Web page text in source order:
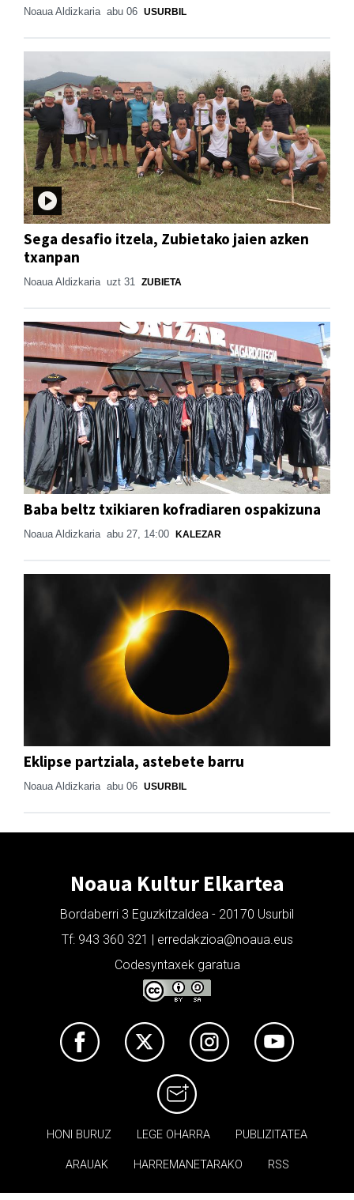
Noaua Aldizkaria abu 06 USURBIL
Sega desafio itzela, Zubietako jaien azken
txanpan
Noaua Aldizkaria uzt 31 ZUBIETA
Baba beltz txikiaren kofradiaren ospakizuna
Noaua Aldizkaria abu 27, 14:00 KALEZAR
Eklipse partziala, astebete barru
Noaua Aldizkaria abu 06 USURBIL
Noaua Kultur Elkartea
Bordaberri 3 Eguzkitzaldea - 20170 Usurbil
Tf: 943 360 321 | erredakzioa@noaua.eus
Codesyntaxek garatua
HONI BURUZ LEGE OHARRA PUBLIZITATEA
ARAUAK HARREMANETARAKO RSS